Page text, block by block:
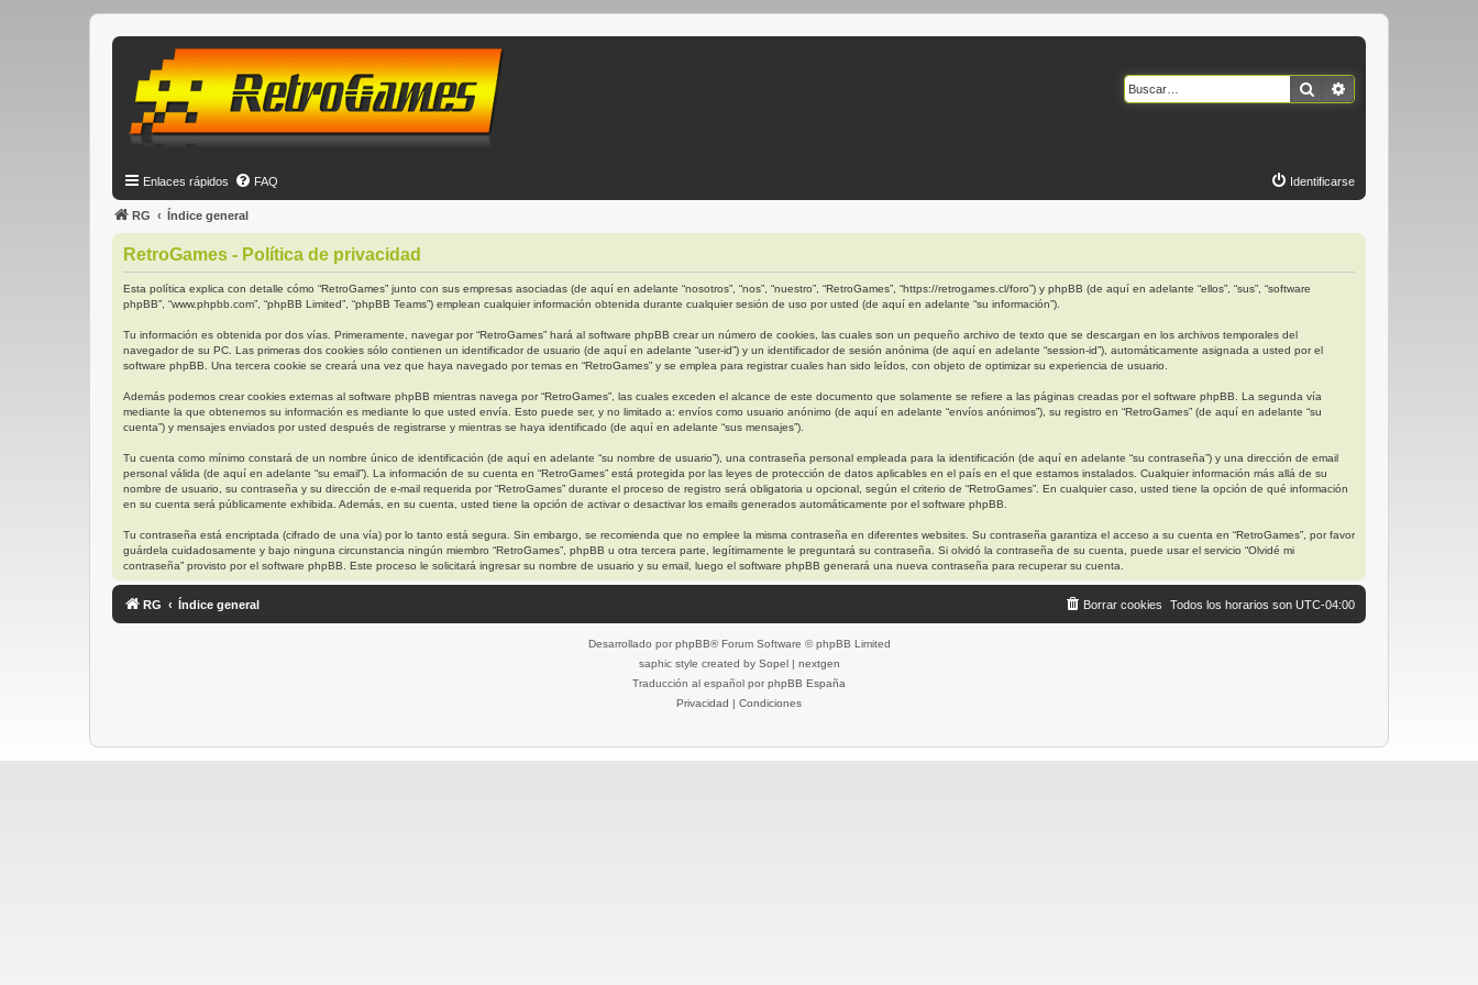
Buscar
Enlaces rápidos FAQ Identificarse
RG Índice general
RetroGames - Política de privacidad
Esta política explica con detalle cómo “RetroGames” junto con sus empresas asociadas (de aquí en adelante “nosotros”, “nos”, “nuestro”, “RetroGames”, “https://retrogames.cl/foro”) y phpBB (de aquí en adelante “ellos”, “sus”, “software
phpBB”, “www.phpbb.com”, “phpBB Limited”, “phpBB Teams”) emplean cualquier información obtenida durante cualquier sesión de uso por usted (de aquí en adelante “su información”).
Tu información es obtenida por dos vías. Primeramente, navegar por “RetroGames” hará al software phpBB crear un número de cookies, las cuales son un pequeño archivo de texto que se descargan en los archivos temporales del
navegador de su PC. Las primeras dos cookies sólo contienen un identificador de usuario (de aquí en adelante “user-id”) y un identificador de sesión anónima (de aquí en adelante “session-id”), automáticamente asignada a usted por el
software phpBB. Una tercera cookie se creará una vez que haya navegado por temas en “RetroGames” y se emplea para registrar cuales han sido leídos, con objeto de optimizar su experiencia de usuario.
Además podemos crear cookies externas al software phpBB mientras navega por “RetroGames”, las cuales exceden el alcance de este documento que solamente se refiere a las páginas creadas por el software phpBB. La segunda vía
mediante la que obtenemos su información es mediante lo que usted envía. Esto puede ser, y no limitado a: envíos como usuario anónimo (de aquí en adelante “envíos anónimos”), su registro en “RetroGames” (de aquí en adelante “su
cuenta”) y mensajes enviados por usted después de registrarse y mientras se haya identificado (de aquí en adelante “sus mensajes”).
Tu cuenta como mínimo constará de un nombre único de identificación (de aquí en adelante “su nombre de usuario”), una contraseña personal empleada para la identificación (de aquí en adelante “su contraseña”) y una dirección de email
personal válida (de aquí en adelante “su email”). La información de su cuenta en “RetroGames” está protegida por las leyes de protección de datos aplicables en el país en el que estamos instalados. Cualquier información más allá de su
nombre de usuario, su contraseña y su dirección de e-mail requerida por “RetroGames” durante el proceso de registro será obligatoria u opcional, según el criterio de “RetroGames”. En cualquier caso, usted tiene la opción de qué información
en su cuenta será públicamente exhibida. Además, en su cuenta, usted tiene la opción de activar o desactivar los emails generados automáticamente por el software phpBB.
Tu contraseña está encriptada (cifrado de una vía) por lo tanto está segura. Sin embargo, se recomienda que no emplee la misma contraseña en diferentes websites. Su contraseña garantiza el acceso a su cuenta en “RetroGames”, por favor
guárdela cuidadosamente y bajo ninguna circunstancia ningún miembro “RetroGames”, phpBB u otra tercera parte, legítimamente le preguntará su contraseña. Si olvidó la contraseña de su cuenta, puede usar el servicio “Olvidé mi
contraseña” provisto por el software phpBB. Este proceso le solicitará ingresar su nombre de usuario y su email, luego el software phpBB generará una nueva contraseña para recuperar su cuenta.
RG Índice general Todos los horarios son UTC-04:00
Borrar cookies
Desarrollado por phpBB® Forum Software © phpBB Limited
saphic style created by Sopel| nextgen
Traducción al español por phpBB España
Privacidad | Condiciones